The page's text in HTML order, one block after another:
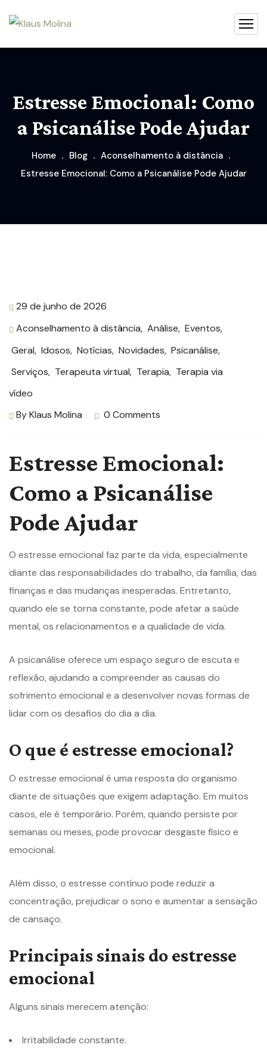
Estresse Emocional: Como
a Psicanálise Pode Ajudar
Home Blog
Aconselhamento à distância
Estresse Emocional: Como a Psicanálise Pode Ajudar
29 de junho de 2026
Aconselhamento à distância, Análise, Eventos,
Geral, Idosos, Notícias, Novidades, Psicanálise,
Serviços, Terapeuta virtual, Terapia, Terapia via
vídeo
ByKlaus Molina 0 Comments
Estresse Emocional:
Como a Psicanálise
Pode Ajudar
O estresse emocional faz parte da vida, especialmente
diante das responsabilidades do trabalho, da família, das
finanças e das mudanças inesperadas. Entretanto,
quando ele se torna constante, pode afetar a saúde
mental, os relacionamentos e a qualidade de vida.
A psicanálise oferece um espaço seguro de escuta e
reflexão, ajudando a compreender as causas do
sofrimento emocional e a desenvolver novas formas de
lidar com os desafios do dia a dia.
O que é estresse emocional?
O estresse emocional é uma resposta do organismo
diante de situações que exigem adaptação. Em muitos
casos, ele é temporário. Porém, quando persiste por
semanas ou meses, pode provocar desgaste físico e
emocional.
Além disso, o estresse contínuo pode reduzir a
concentração, prejudicar o sono e aumentar a sensação
de cansaço.
Principais sinais do estresse
emocional
Alguns sinais merecem atenção:
Irritabilidade constante.